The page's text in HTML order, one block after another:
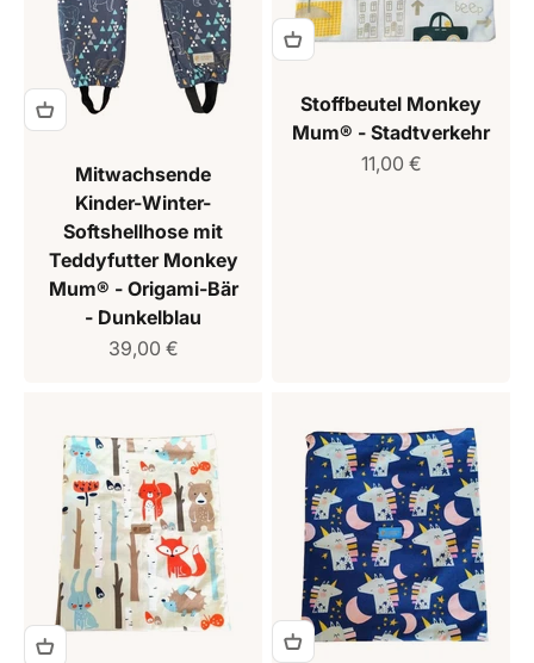
Mitwachsende
Kinder-Winter-
Softshellhose mit
Teddyfutter Monkey
Mum® - Origami-Bär
- Dunkelblau
Verkaufspreis
39,00 €
Stoffbeutel Monkey
Mum® - Stadtverkehr
Verkaufspreis
11,00 €